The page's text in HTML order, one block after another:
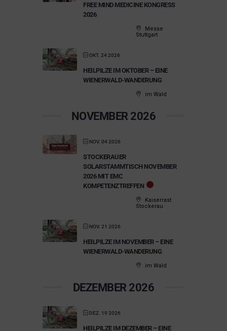
FREE MIND MEDICINE KONGRESS
2026
Messe
Stuttgart
OKT. 24 2026
HEILPILZE IM OKTOBER – EINE
WIENERWALD-WANDERUNG
im Wald
NOVEMBER 2026
NOV. 04 2026
STOCKERAUER
SOLARSTAMMTISCH NOVEMBER
2026 MIT EMC
KOMPETENZTREFFEN
Kaiserrast
Stockerau
NOV. 21 2026
HEILPILZE IM NOVEMBER – EINE
WIENERWALD-WANDERUNG
im Wald
DEZEMBER 2026
DEZ. 19 2026
HEILPILZE IM DEZEMBER – EINE